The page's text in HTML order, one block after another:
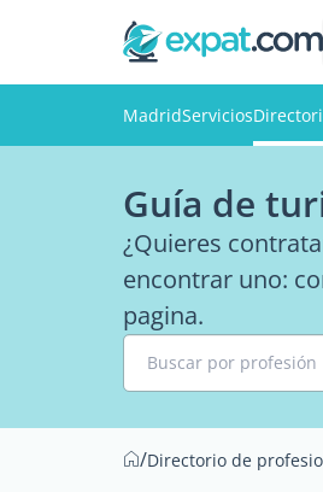
MadridServicios
Guía de
¿Quieres
encontrar uno:
pagina.
Buscar por profesión
/Directorio de